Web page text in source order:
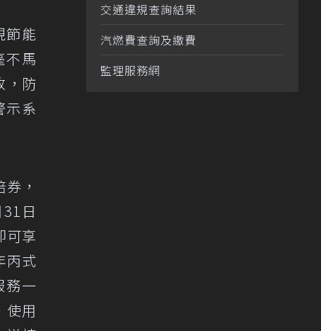
節能
不馬
，防
示系
，
日
可享
丙式
務一
使用
交通違規查詢結果
汽燃費查詢及繳費
監理服務網